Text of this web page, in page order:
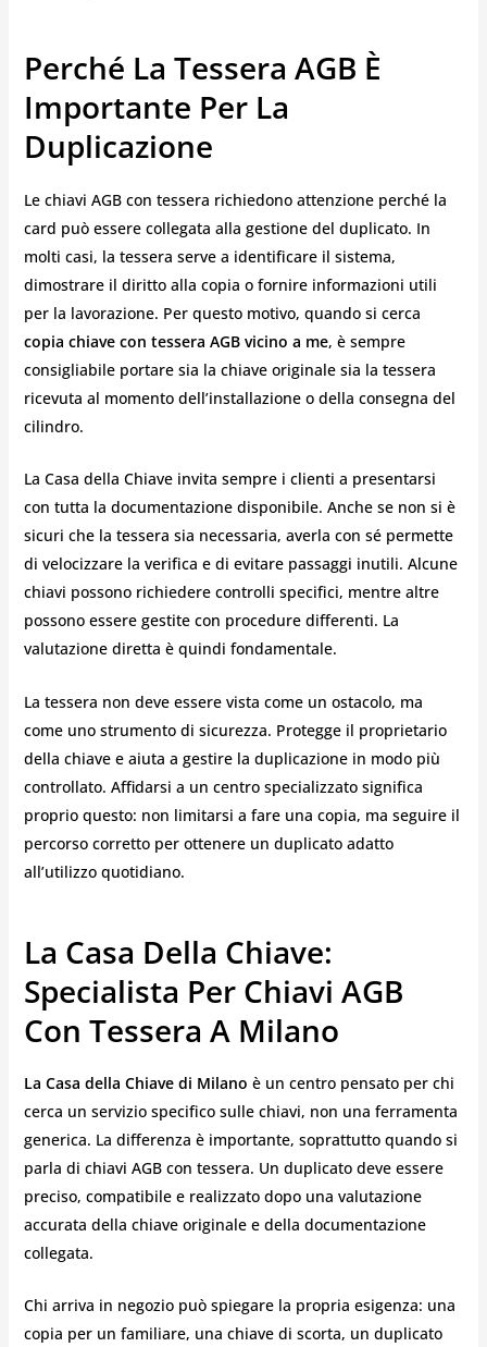
Perché La Tessera AGB È
Importante Per La
Duplicazione
Le chiavi AGB con tessera richiedono attenzione perché la
card può essere collegata alla gestione del duplicato. In
molti casi, la tessera serve a identificare il sistema,
dimostrare il diritto alla copia o fornire informazioni utili
per la lavorazione. Per questo motivo, quando si cerca
copia chiave con tessera AGB vicino a me, è sempre
consigliabile portare sia la chiave originale sia la tessera
ricevuta al momento dell’installazione o della consegna del
cilindro.
La Casa della Chiave invita sempre i clienti a presentarsi
con tutta la documentazione disponibile. Anche se non si è
sicuri che la tessera sia necessaria, averla con sé permette
di velocizzare la verifica e di evitare passaggi inutili. Alcune
chiavi possono richiedere controlli specifici, mentre altre
possono essere gestite con procedure differenti. La
valutazione diretta è quindi fondamentale.
La tessera non deve essere vista come un ostacolo, ma
come uno strumento di sicurezza. Protegge il proprietario
della chiave e aiuta a gestire la duplicazione in modo più
controllato. Affidarsi a un centro specializzato significa
proprio questo: non limitarsi a fare una copia, ma seguire il
percorso corretto per ottenere un duplicato adatto
all’utilizzo quotidiano.
La Casa Della Chiave:
Specialista Per Chiavi AGB
Con Tessera A Milano
La Casa della Chiave di Milano è un centro pensato per chi
cerca un servizio specifico sulle chiavi, non una ferramenta
generica. La differenza è importante, soprattutto quando si
parla di chiavi AGB con tessera. Un duplicato deve essere
preciso, compatibile e realizzato dopo una valutazione
accurata della chiave originale e della documentazione
collegata.
Chi arriva in negozio può spiegare la propria esigenza: una
copia per un familiare, una chiave di scorta, un duplicato